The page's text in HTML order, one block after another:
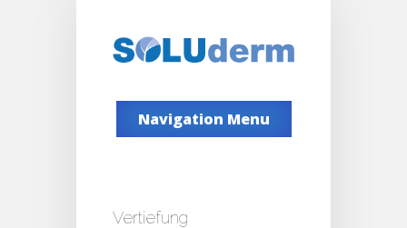
Navigation Menu
Vertiefung